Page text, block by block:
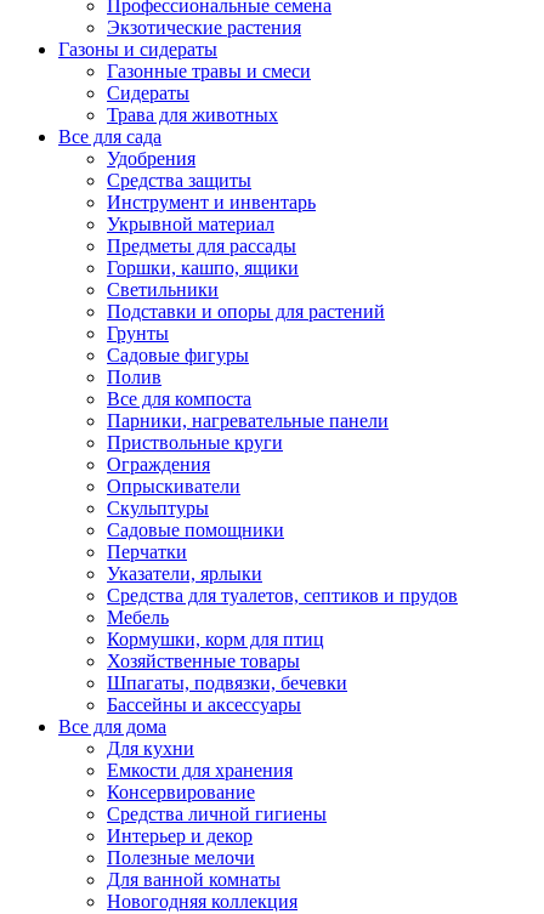
Профессиональные семена
Экзотические растения
Газоны и сидераты
Газонные травы и смеси
Сидераты
Трава для животных
Все для сада
Удобрения
Средства защиты
Инструмент и инвентарь
Укрывной материал
Предметы для рассады
Горшки, кашпо, ящики
Светильники
Подставки и опоры для растений
Грунты
Садовые фигуры
Полив
Все для компоста
Парники, нагревательные панели
Приствольные круги
Ограждения
Опрыскиватели
Скульптуры
Садовые помощники
Перчатки
Указатели, ярлыки
Средства для туалетов, септиков и прудов
Мебель
Кормушки, корм для птиц
Хозяйственные товары
Шпагаты, подвязки, бечевки
Бассейны и аксессуары
Все для дома
Для кухни
Емкости для хранения
Консервирование
Средства личной гигиены
Интерьер и декор
Полезные мелочи
Для ванной комнаты
Новогодняя коллекция